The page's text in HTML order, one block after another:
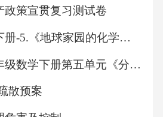
政策宣贯复习测试卷
六年级科学下册-5.《地球家园的化学变化》教学设计
北师大版五年级数学下册第五单元《分数除法》单元测试卷（含答案）
散预案